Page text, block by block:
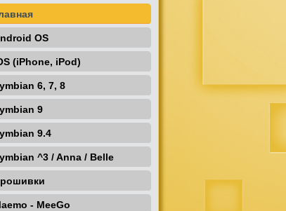
OS
(iPhone, iPod)
6, 7, 8
9
9.4
^3 / Anna / Belle
- MeeGo